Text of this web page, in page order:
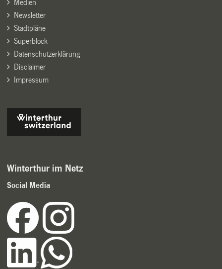
Medien
Newsletter
Stadtpläne
Superblock
Datenschutzerklärung
Disclaimer
Impressum
Winterthur im Netz
Social Media